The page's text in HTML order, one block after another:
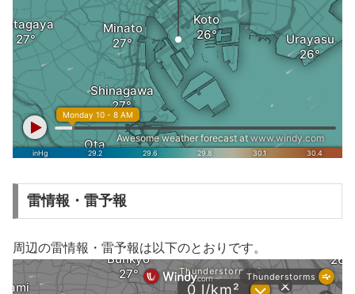
雷情報・雷予報
周辺の雷情報・雷予報は以下のとおりです。